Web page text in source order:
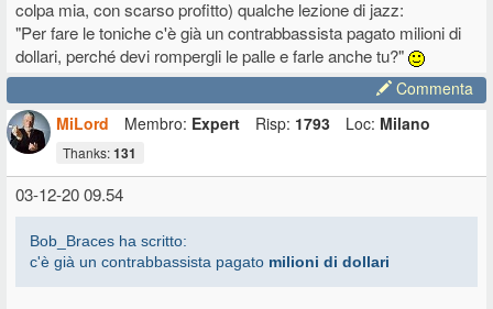
qualcosina io
colpa mia, con scarso profitto) qualche lezione di jazz:
"Per fare le toniche c'è già un contrabbassista pagato milioni di
dollari, perché devi rompergli le palle e farle anche tu?"
Commenta
MiLord
Membro: Expert Risp: 1793 Loc: Milano
Thanks:131
03-12-20 09.54
Bob_Braces ha scritto:
c'è già un contrabbassista pagato milioni di dollari